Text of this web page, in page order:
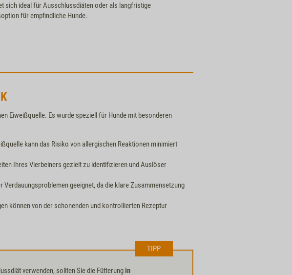
sich ideal für Ausschlussdiäten oder als langfristige
für empfindliche Hunde.
Eiweißquelle. Es wurde speziell für Hunde mit besonderen
kann das Risiko von allergischen Reaktionen minimiert
Ihres Vierbeiners gezielt zu identifizieren und Auslöser
geeignet, da die klare Zusammensetzung
können von der schonenden und kontrollierten Rezeptur
TIPP
verwenden, sollten Sie die Fütterung in